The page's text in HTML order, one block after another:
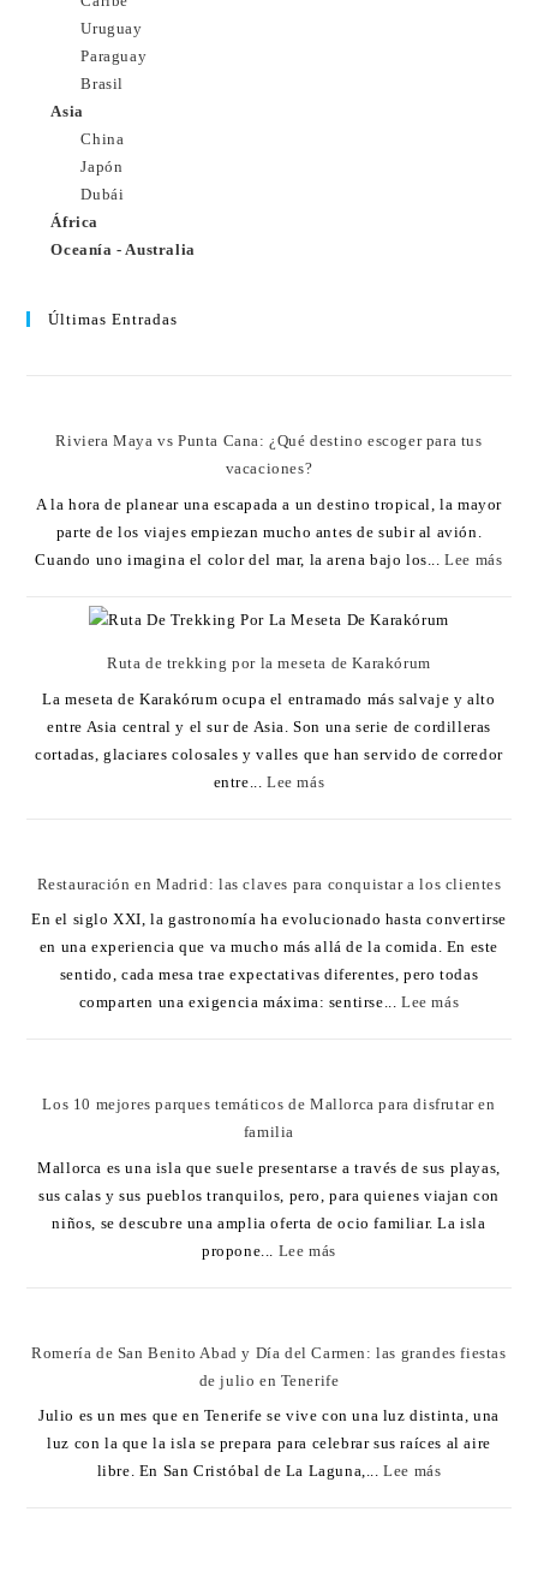
Uruguay
Paraguay
Brasil
Asia
China
Japón
Dubái
África
Oceanía - Australia
Últimas Entradas
Riviera Maya vs Punta Cana: ¿Qué destino escoger para tus
vacaciones?
A la hora de planear una escapada a un destino tropical, la mayor
parte de los viajes empiezan mucho antes de subir al avión.
Cuando uno imagina el color del mar, la arena bajo los...Lee más
Ruta de trekking por la meseta de Karakórum
La meseta de Karakórum ocupa el entramado más salvaje y alto
entre Asia central y el sur de Asia. Son una serie de cordilleras
cortadas, glaciares colosales y valles que han servido de corredor
entre...Lee más
Restauración en Madrid: las claves para conquistar a los clientes
En el siglo XXI, la gastronomía ha evolucionado hasta convertirse
en una experiencia que va mucho más allá de la comida. En este
sentido, cada mesa trae expectativas diferentes, pero todas
comparten una exigencia máxima: sentirse...Lee más
Los 10 mejores parques temáticos de Mallorca para disfrutar en
familia
Mallorca es una isla que suele presentarse a través de sus playas,
sus calas y sus pueblos tranquilos, pero, para quienes viajan con
niños, se descubre una amplia oferta de ocio familiar. La isla
propone... Lee más
Romería de San Benito Abad y Día del Carmen: las grandes fiestas
de julio en Tenerife
Julio es un mes que en Tenerife se vive con una luz distinta, una
luz con la que la isla se prepara para celebrar sus raíces al aire
libre. En San Cristóbal de La Laguna,...Lee más